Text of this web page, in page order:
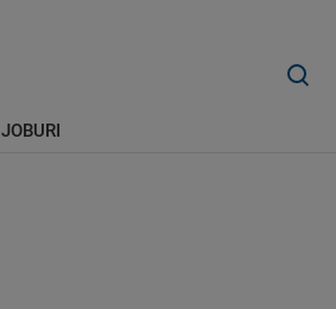
JOBURI